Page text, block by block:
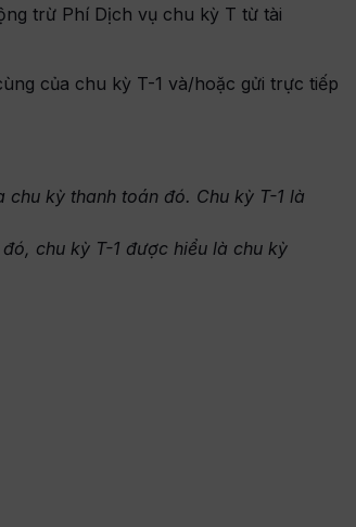
trừ Phí Dịch vụ chu kỳ T từ tài
của chu kỳ T-1 và/hoặc gửi trực tiếp
kỳ thanh toán đó. Chu kỳ T-1 là
chu kỳ T-1 được hiểu là chu kỳ